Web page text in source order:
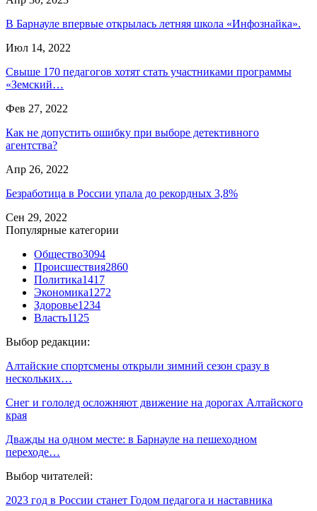
В Барнауле впервые открылась летняя школа «Инфознайка».
Июл 14, 2022
Свыше 170 педагогов хотят стать участниками программы
«Земский…
Фев 27, 2022
Как не допустить ошибку при выборе детективного
агентства?
Апр 26, 2022
Безработица в России упала до рекордных 3,8%
Сен 29, 2022
Популярные категории
Общество3094
Происшествия2860
Политика1417
Экономика1272
Здоровье1234
Власть1125
Выбор редакции:
Алтайские спортсмены открыли зимний сезон сразу в
нескольких…
Снег и гололед осложняют движение на дорогах Алтайского
края
Дважды на одном месте: в Барнауле на пешеходном
переходе…
Выбор читателей:
2023 год в России станет Годом педагога и наставника